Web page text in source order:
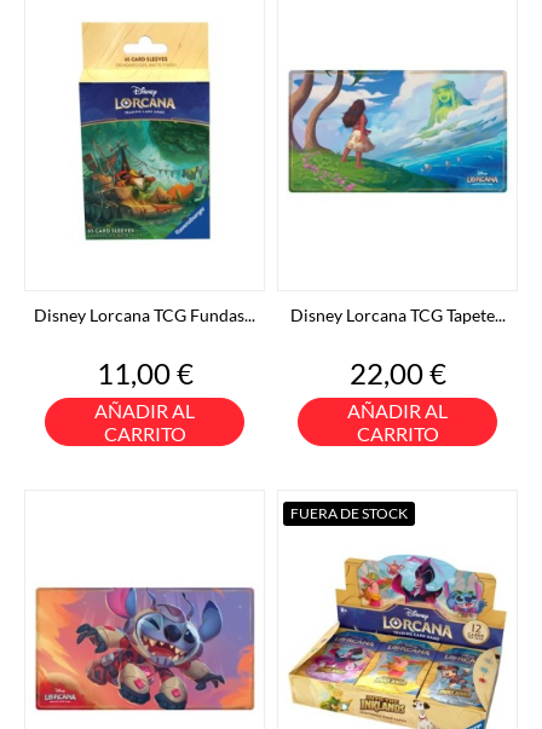
Disney Lorcana TCG Fundas...
Precio
11,00 €
AÑADIR AL
CARRITO
Disney Lorcana TCG Tapete...
Precio
22,00 €
AÑADIR AL
CARRITO
FUERA DE STOCK